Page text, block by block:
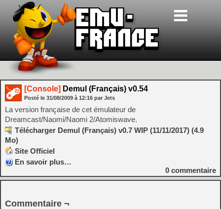
[Console] Demul (Français) v0.54
Posté le 31/08/2009 à 12:16 par Jets
La version française de cet émulateur de
Dreamcast/Naomi/Naomi 2/Atomiswave.
Télécharger Demul (Français) v0.7 WIP (11/11/2017) (4.9
Mo)
Site Officiel
En savoir plus…
0 commentaire
Commentaire ¬